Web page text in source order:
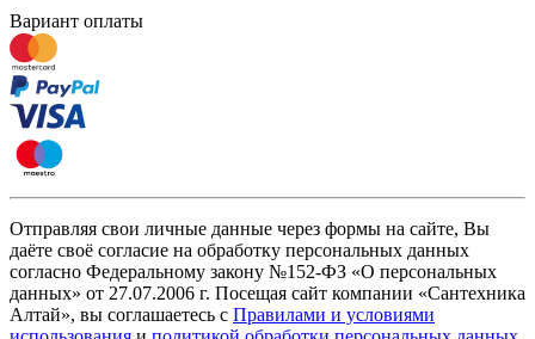
Вариант оплаты
Отправляя свои личные данные через формы на сайте, Вы
даёте своё согласие на обработку персональных данных
согласно Федеральному закону №152-ФЗ «О персональных
данных» от 27.07.2006 г. Посещая сайт компании «Cантехника
Алтай», вы соглашаетесь с Правилами и условиями